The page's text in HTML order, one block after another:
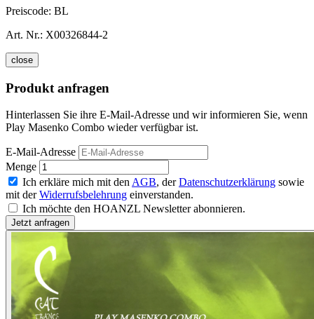
Preiscode: BL
Art. Nr.: X00326844-2
close
Produkt anfragen
Hinterlassen Sie ihre E-Mail-Adresse und wir informieren Sie, wenn
Play Masenko Combo wieder verfügbar ist.
E-Mail-Adresse
Menge
Ich erkläre mich mit den AGB, derDatenschutzerklärung sowie
mit derWiderrufsbelehrung einverstanden.
Ich möchte den HOANZL Newsletter abonnieren.